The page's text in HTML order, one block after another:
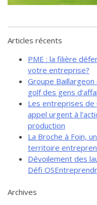
Articles récents
PME : la filière
votre entreprise?
Groupe Baillargeon
golf des gens
Les entreprises de
appel urgent à
production
La Broche à Foin,
territoire
Dévoilement des
Défi
Archives